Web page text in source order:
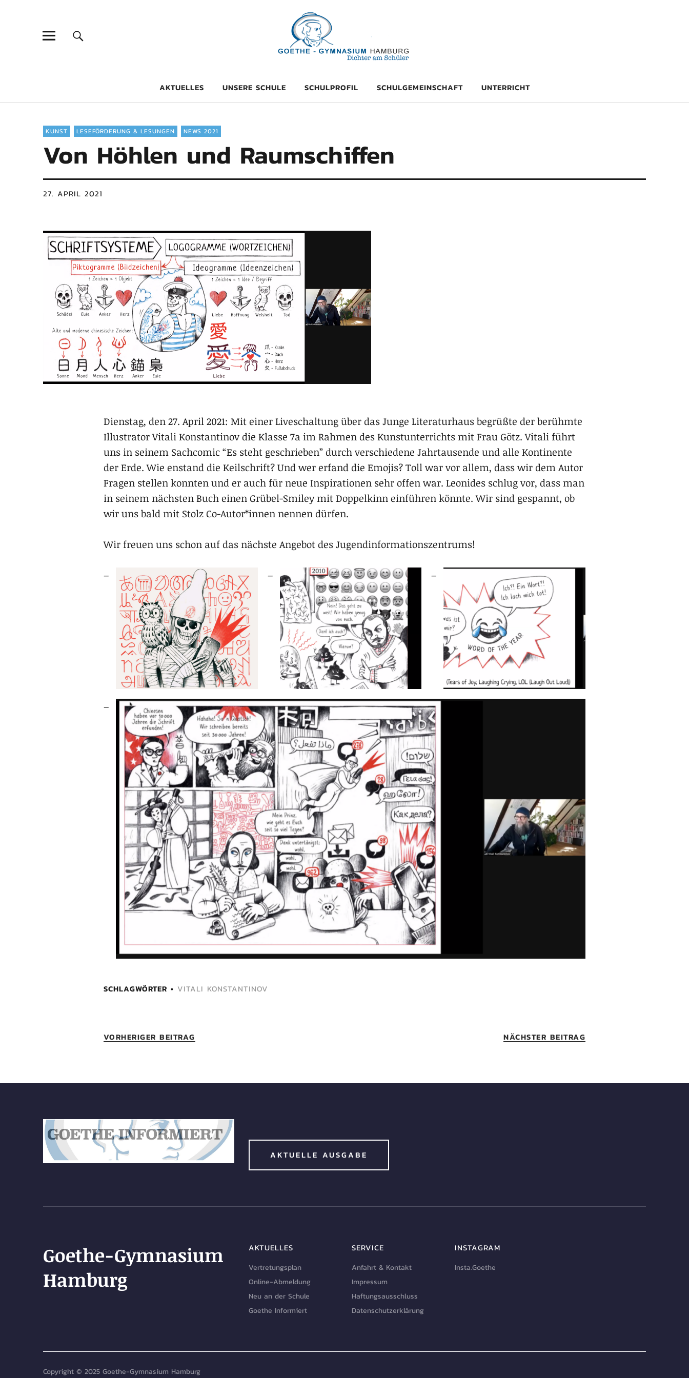
Goethe-Gymnasium Hamburg
AKTUELLES UNSERE SCHULE SCHULPROFIL SCHULGEMEINSCHAFT UNTERRICHT
KUNST LESEFÖRDERUNG & LESUNGEN NEWS 2021
Von Höhlen und Raumschiffen
27. APRIL 2021
Dienstag, den 27. April 2021: Mit einer Liveschaltung über das Junge Literaturhaus begrüßte der berühmte
Illustrator Vitali Konstantinov die Klasse 7a im Rahmen des Kunstunterrichts mit Frau Götz. Vitali führt
uns in seinem Sachcomic “Es steht geschrieben” durch verschiedene Jahrtausende und alle Kontinente
der Erde. Wie enstand die Keilschrift? Und wer erfand die Emojis? Toll war vor allem, dass wir dem Autor
Fragen stellen konnten und er auch für neue Inspirationen sehr offen war. Leonides schlug vor, dass man
in seinem nächsten Buch einen Grübel-Smiley mit Doppelkinn einführen könnte. Wir sind gespannt, ob
wir uns bald mit Stolz Co-Autor*innen nennen dürfen.
Wir freuen uns schon auf das nächste Angebot des Jugendinformationszentrums!
SCHLAGWÖRTER VITALI KONSTANTINOV
VORHERIGER BEITRAG NÄCHSTER BEITRAG
AKTUELLE AUSGABE
Goethe-Gymnasium
Hamburg
AKTUELLES
Vertretungsplan
Online-Abmeldung
Neu an der Schule
Goethe Informiert
SERVICE
Anfahrt & Kontakt
Impressum
Haftungsausschluss
Datenschutzerklärung
INSTAGRAM
Insta.Goethe
Copyright © 2025 Goethe-Gymnasium Hamburg